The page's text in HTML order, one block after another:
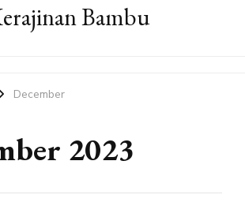
Bambu
December
2023